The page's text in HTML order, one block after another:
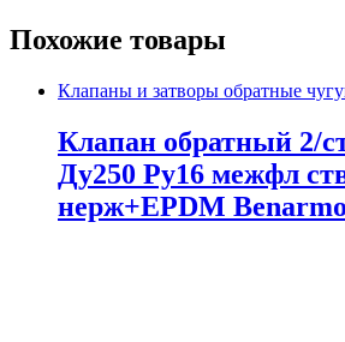
Похожие товары
Клапаны и затворы обратные
Клапан обратный 2/
Ду250 Ру16 межфл
нерж+EPDM